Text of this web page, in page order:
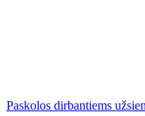
Paskolos dirbantiems